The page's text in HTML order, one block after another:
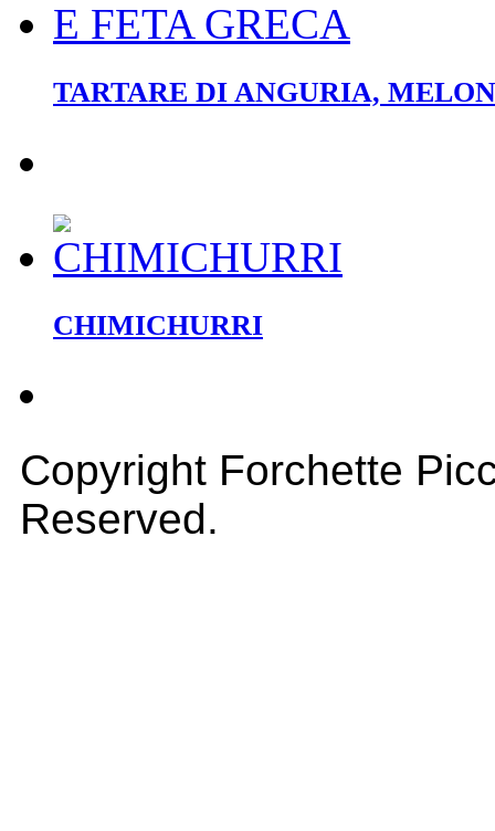
TARTARE DI ANGURIA,
CHIMICHURRI
Copyright Forchette
Reserved.